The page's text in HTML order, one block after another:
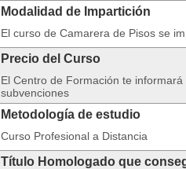
Modalidad de Impartición
El curso de Camarera de Pisos se
Precio del Curso
El Centro de Formación te
subvenciones
Metodología de estudio
Curso Profesional a Distancia
Título Homologado que